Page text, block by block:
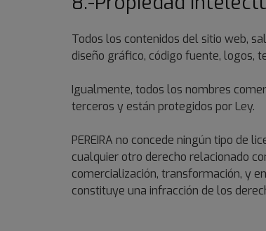
Todos los contenidos del sitio web,
diseño gráfico, código fuente, logos,
Igualmente, todos los nombres
terceros y están protegidos por Ley.
PEREIRA no concede ningún tipo de
cualquier otro derecho relacionado
comercialización, transformación, y
constituye una infracción de los